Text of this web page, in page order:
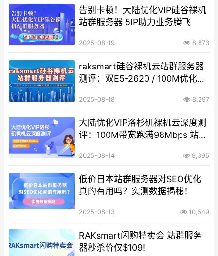
告别卡顿！大陆优化VIP硅谷裸机
站群服务器 5IP助力业务腾飞
2025-08-19 8,873
raksmart硅谷裸机云站群服务器
测评：双E5-2620 / 100M优化带
2025-08-18 8,297
大陆优化VIP洛杉矶裸机云深度测
评：100M带宽跑满98Mbps 站群
2025-08-14 9,395
低价日本站群服务器对SEO优化
真的有用吗？实测数据揭秘！
2025-08-13 10,549
RAKsmart闪购特卖会 站群服务
器秒杀价仅$109!